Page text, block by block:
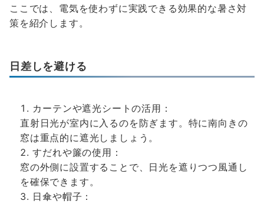
ここでは、電気を使わずに実践できる効果的な暑さ対
策を紹介します。
日差しを避ける
カーテンや遮光シートの活用：
直射日光が室内に入るのを防ぎます。特に南向きの
窓は重点的に遮光しましょう。
すだれや簾の使用：
窓の外側に設置することで、日光を遮りつつ風通し
を確保できます。
日傘や帽子：